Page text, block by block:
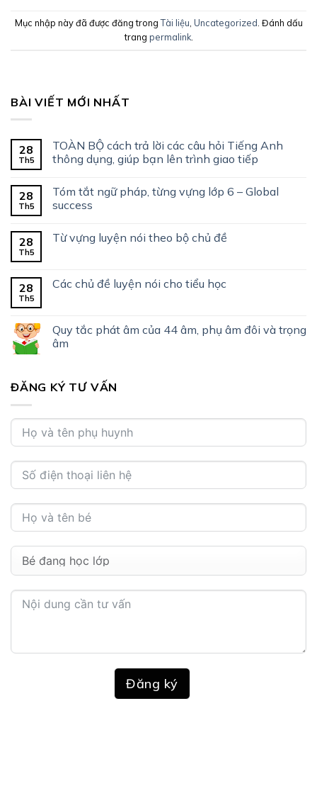
Mục nhập này đã được đăng trongTài liệu Uncategorized . Đánh dấu
trang permalink.
BÀI VIẾT MỚI NHẤT
28
Th5
TOÀN BỘ cách trả lời các câu hỏi Tiếng Anh
thông dụng, giúp bạn lên trình giao tiếp
28
Th5
Tóm tắt ngữ pháp, từng vựng lớp 6 – Global
success
28
Th5
Từ vựng luyện nói theo bộ chủ đề
28
Th5
Các chủ đề luyện nói cho tiểu học
Quy tắc phát âm của 44 âm, phụ âm đôi và trọng
âm
ĐĂNG KÝ TƯ VẤN
Đăng ký